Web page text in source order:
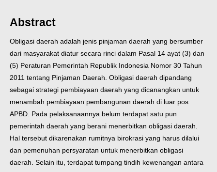
Abstract
Obligasi daerah adalah jenis pinjaman daerah yang bersumber
dari masyarakat diatur secara rinci dalam Pasal 14 ayat (3) dan
(5) Peraturan Pemerintah Republik Indonesia Nomor 30 Tahun
2011 tentang Pinjaman Daerah. Obligasi daerah dipandang
sebagai strategi pembiayaan daerah yang dicanangkan untuk
menambah pembiayaan pembangunan daerah di luar pos
APBD. Pada pelaksanaannya belum terdapat satu pun
pemerintah daerah yang berani menerbitkan obligasi daerah.
Hal tersebut dikarenakan rumitnya birokrasi yang harus dilalui
dan pemenuhan persyaratan untuk menerbitkan obligasi
daerah. Selain itu, terdapat tumpang tindih kewenangan antara